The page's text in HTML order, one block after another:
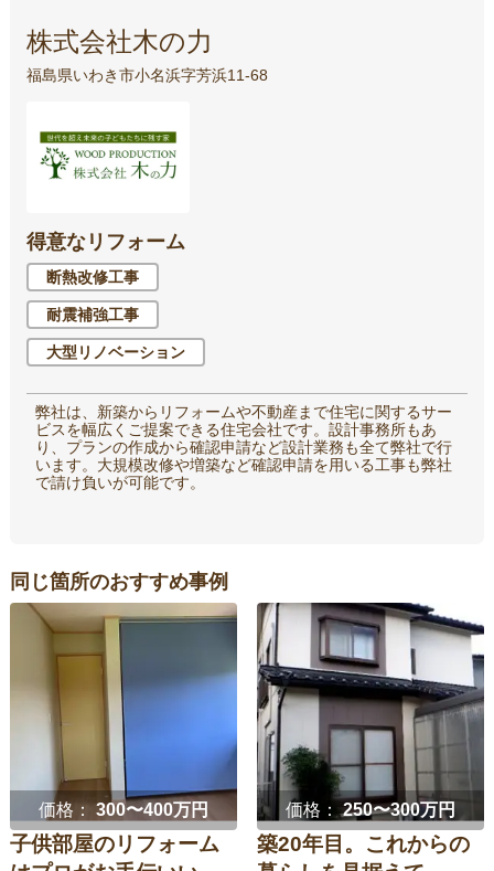
株式会社木の力
福島県いわき市小名浜字芳浜11-68
得意なリフォーム
断熱改修工事
耐震補強工事
大型リノベーション
弊社は、新築からリフォームや不動産まで住宅に関するサー
ビスを幅広くご提案できる住宅会社です。設計事務所もあ
り、プランの作成から確認申請など設計業務も全て弊社で行
います。大規模改修や増築など確認申請を用いる工事も弊社
で請け負いが可能です。
同じ箇所のおすすめ事例
価格：300〜400万円
子供部屋のリフォーム
価格：250〜300万円
築20年目。これからの